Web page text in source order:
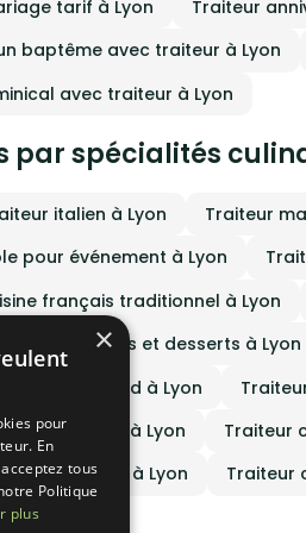
tarif à Lyon Traiteur
baptême avec traiteur à Lyon
avec traiteur à Lyon
par spécialités
italien à Lyon Traiteur
pour événement à Lyon
français traditionnel à Lyon
pâtisseries et desserts à Lyon
street food à Lyon
espagnol à Lyon
Traiteur
portugais à Lyon
Traiteur
×
pour
En
tous
Politique
plus